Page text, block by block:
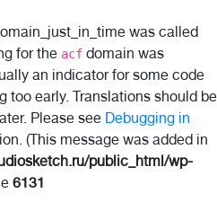
was called
for the acf domain was
an indicator for some code
too early. Translations should be
Please see Debugging in
(This message was added in
public_html/wp-
6131